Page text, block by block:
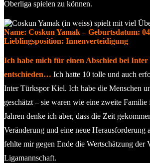
Oberliga spielen zu können.
Name: Coskun Yamak – Geburtsdatum:
Lieblingsposition: Innenverteidigung
Ich habe mich für einen Abschied bei
entschieden… Ich hatte 10 tolle und auch
Inter Türkspor Kiel. Ich habe die Menschen
geschätzt – sie waren wie eine zweite
Jahren denke ich aber, dass die Zeit
Veränderung und eine neue Herausforderung
fehlte mir gegen Ende die Wertschätzung der
Ligamannschaft.